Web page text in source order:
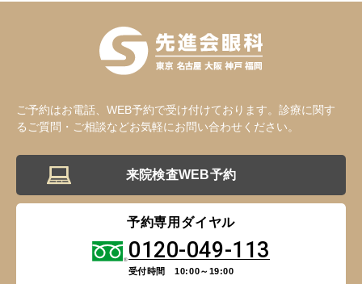
ご予約はお電話、WEB予約で受け付けております。診療に関す
るご質問・ご相談などお気軽にお問い合わせください。
来院検査WEB予約
予約専用ダイヤル
0120-049-113
受付時間 10:00～19:00
大阪 梅田（本院） 福岡 天神
神戸 三宮 福岡 天神
福岡 飯塚
CLOSE